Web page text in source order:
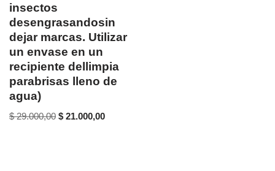
insectos
desengrasandosin
dejar marcas. Utilizar
un envase en un
recipiente dellimpia
parabrisas lleno de
agua)
$29.000,00 $ 21.000,00